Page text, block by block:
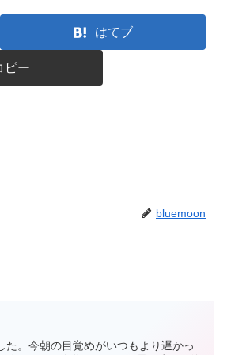
はてブ
ピー
bluemoon
。今朝の目覚めがいつもより遅かっ